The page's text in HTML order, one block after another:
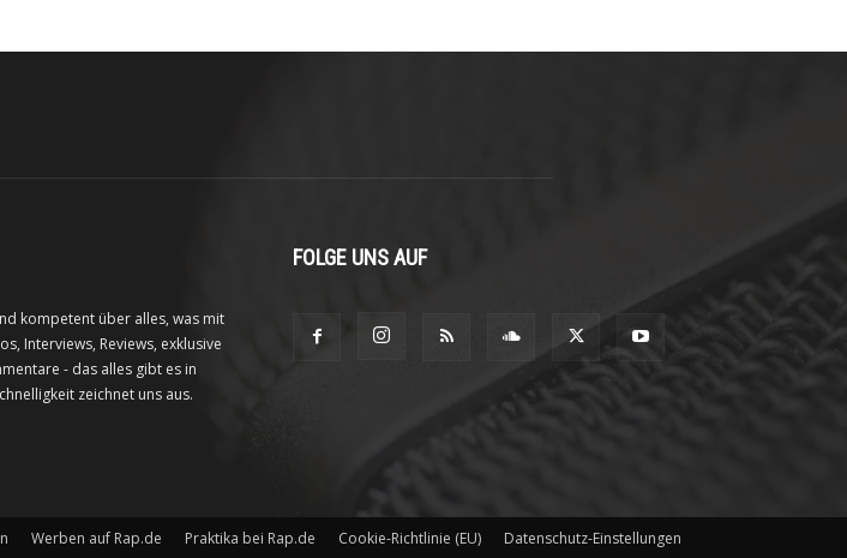
kompetent über alles, was mit
Interviews, Reviews, exklusive
- das alles gibt es in
zeichnet uns aus.
FOLGE UNS AUF
Werben auf Rap.de Praktika bei Rap.de Cookie-Richtlinie (EU) Datenschutz-Einstellungen